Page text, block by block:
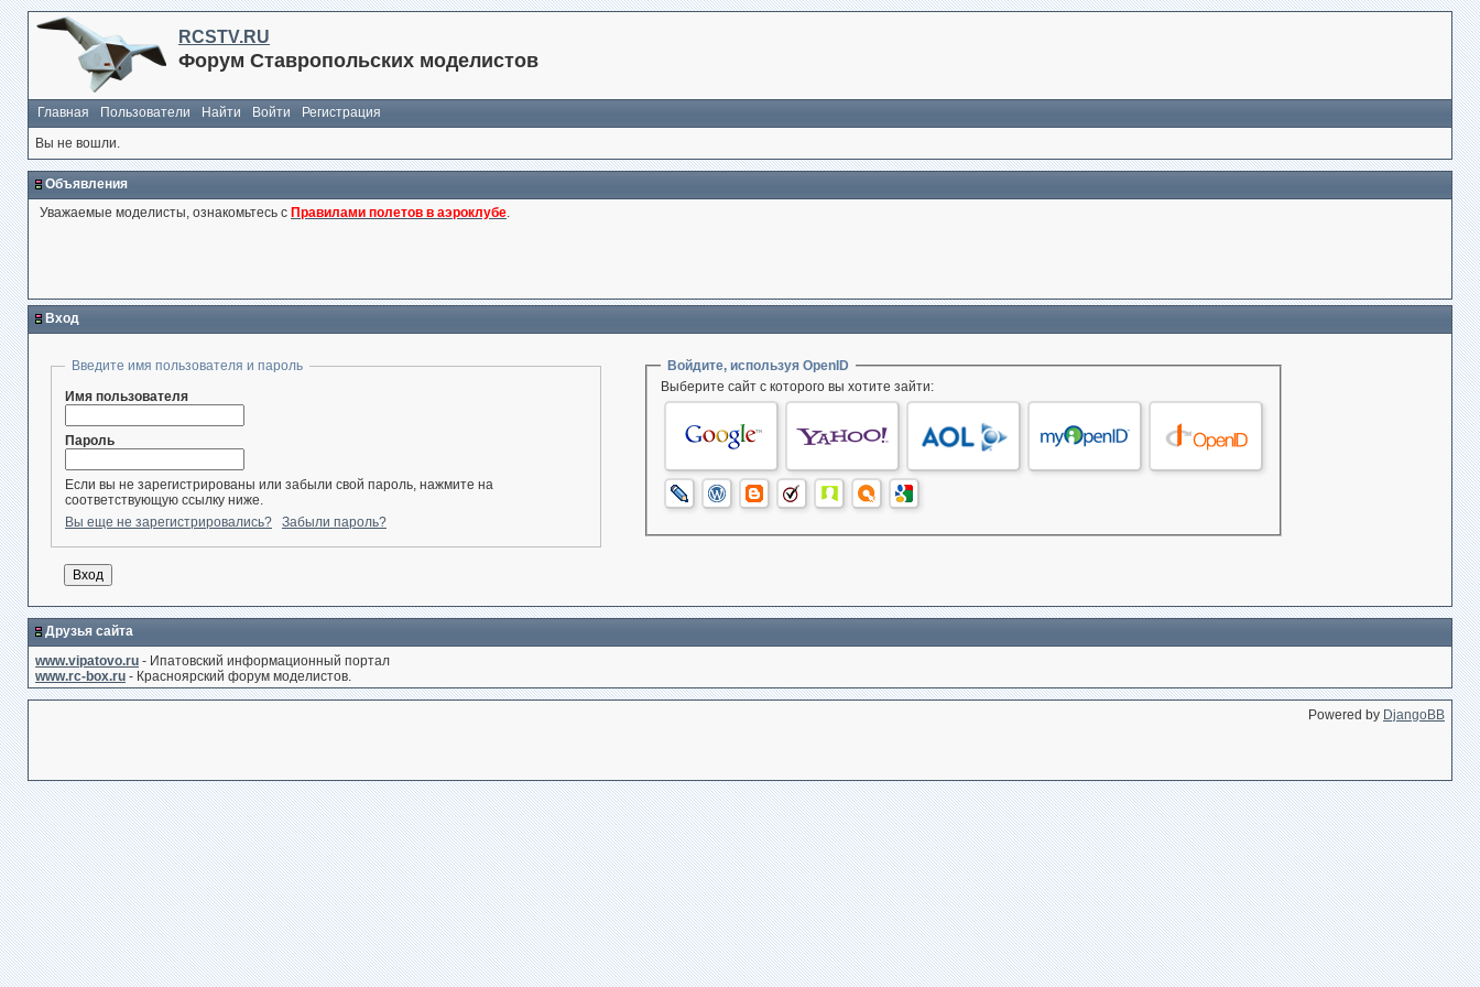
RCSTV.RU
Форум Ставропольских моделистов
Главная Пользователи Найти Войти
Регистрация
Вы не вошли.
Объявления
Уважаемые моделисты, ознакомьтесь с Правилами полетов в аэроклубе.
Вход
Введите имя пользователя и пароль
Имя пользователя
Пароль
Если вы не зарегистрированы или забыли свой пароль, нажмите на
соответствующую ссылку ниже.
Вы еще не зарегистрировались?
Забыли пароль?
Войдите, используя OpenID
Выберите сайт с которого вы хотите зайти:
Друзья сайта
www.vipatovo.ru - Ипатовский информационный портал
www.rc-box.ru - Красноярский форум моделистов.
Powered by DjangoBB